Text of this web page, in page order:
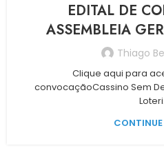
EDITAL DE
ASSEMBLEIA
Thiago
Clique aqui para
convocaçãoCassino Sem
CONTINUE